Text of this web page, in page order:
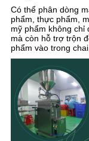
Có thể phân dòng
phẩm, thực phẩm,
mỹ phẩm không chỉ
mà còn hỗ trợ trộn
phẩm vào trong